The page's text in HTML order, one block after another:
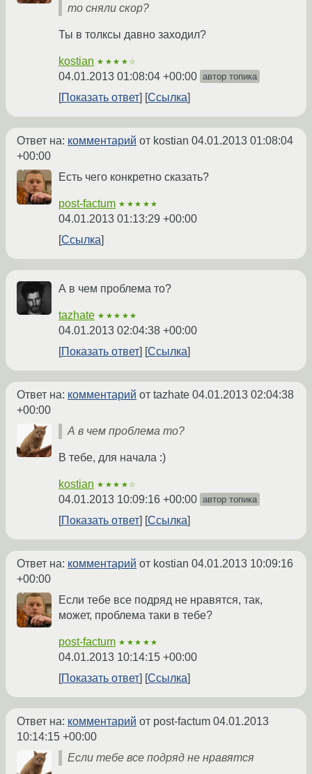
то сняли скор?
Ты в толксы давно заходил?
kostian ★★★★☆
04.01.2013 01:08:04 +00:00 автор топика
Показать ответ Ссылка
Ответ на: комментарий от kostian 04.01.2013 01:08:04
+00:00
Есть чего конкретно сказать?
post-factum ★★★★★
04.01.2013 01:13:29 +00:00
Ссылка
А в чем проблема то?
tazhate ★★★★★
04.01.2013 02:04:38 +00:00
Показать ответ
Ссылка
Ответ на: комментарий от tazhate 04.01.2013 02:04:38
+00:00
А в чем проблема то?
В тебе, для начала :)
kostian ★★★★☆
04.01.2013 10:09:16 +00:00 автор топика
Показать ответ Ссылка
Ответ на: комментарий от kostian 04.01.2013 10:09:16
+00:00
Если тебе все подряд не нравятся, так,
может, проблема таки в тебе?
post-factum ★★★★★
04.01.2013 10:14:15 +00:00
Показать ответ
Ссылка
Ответ на: комментарий от post-factum 04.01.2013
10:14:15 +00:00
Если тебе все подряд не нравятся